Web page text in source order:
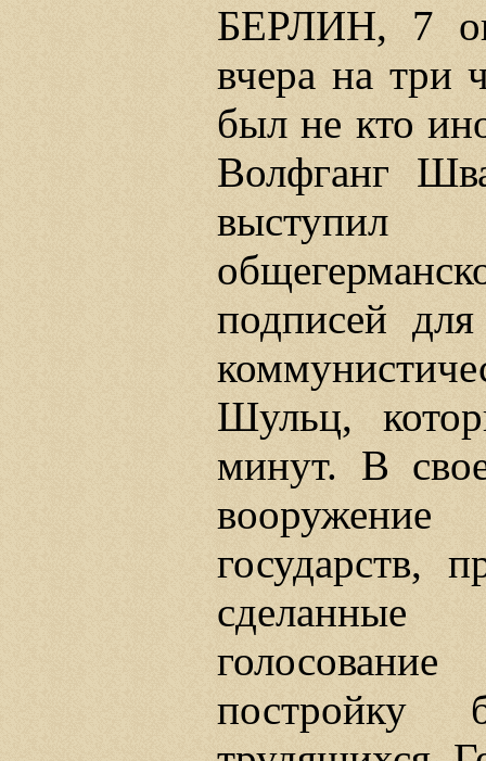
БЕРЛИН, 7
вчера на три
был не кто
Волфганг
выступил
подписей для
Шульц,
минут. В
государств,
постройку